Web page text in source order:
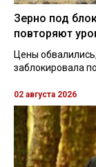
Зерно под
повторяют
Цены
заблокировала
02 августа 2026